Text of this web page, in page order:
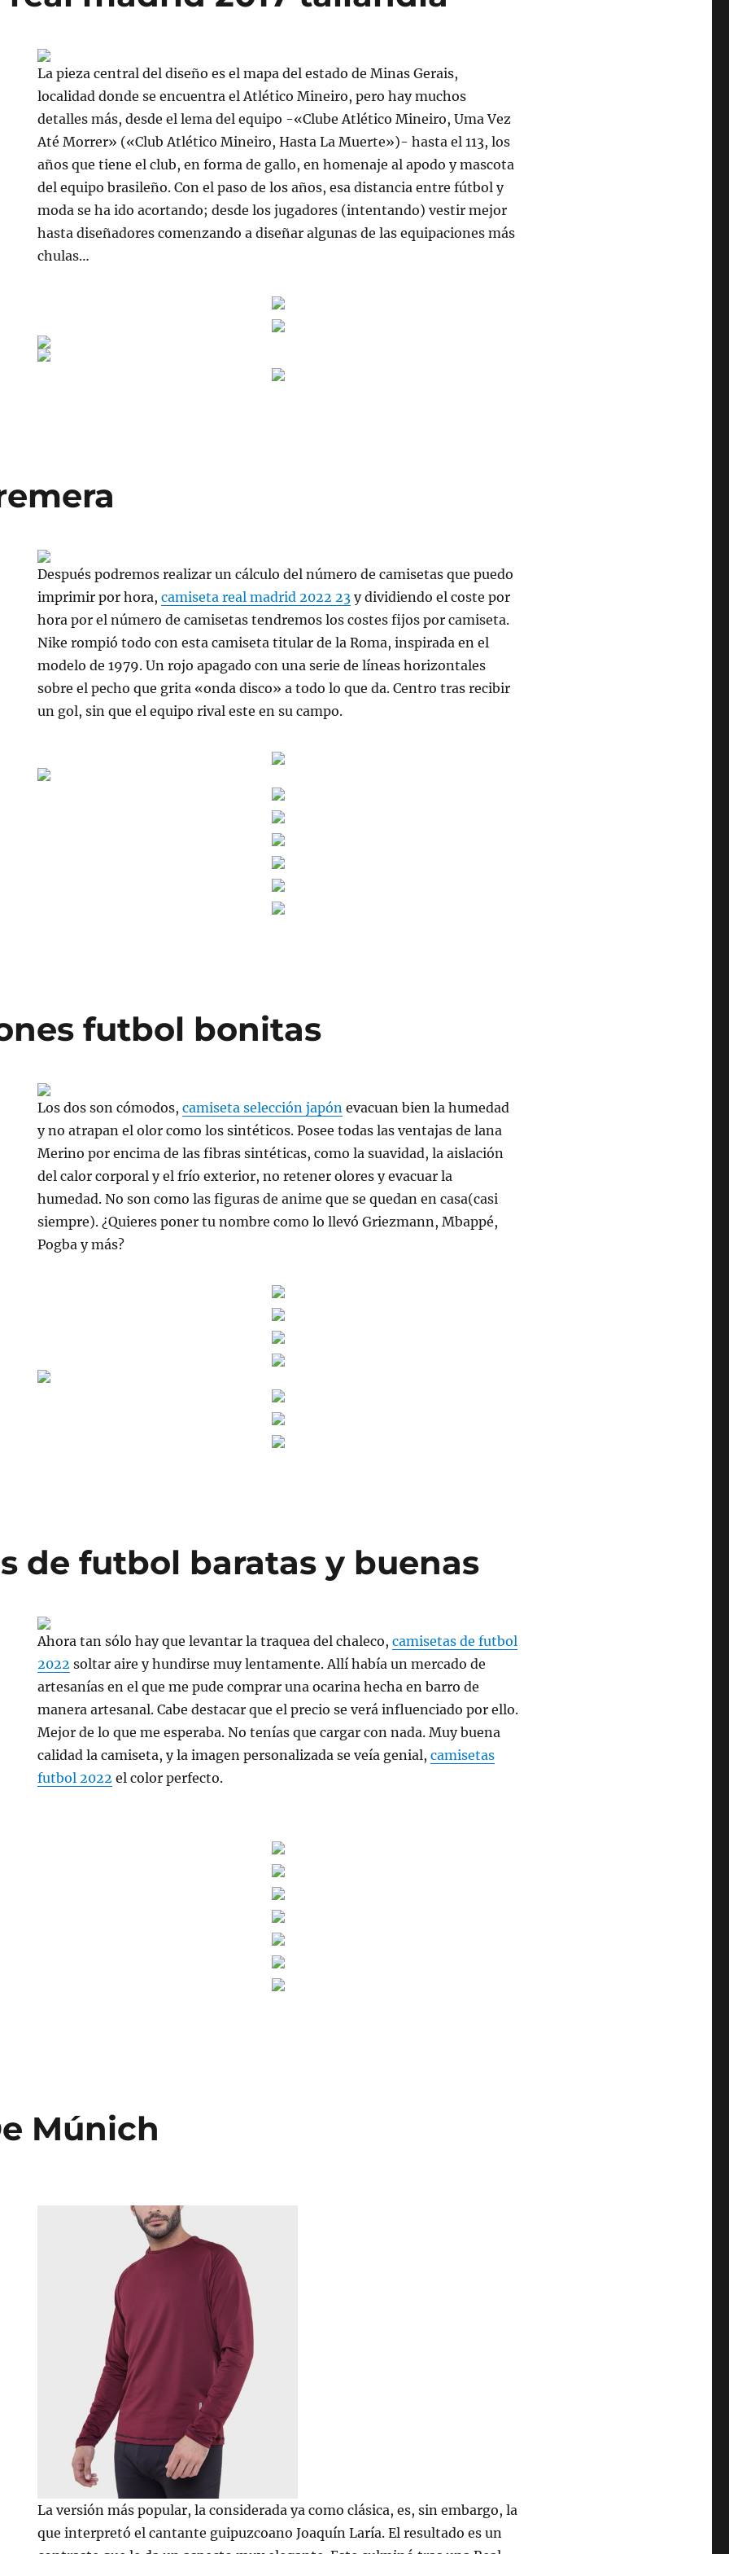
La pieza central del diseño es el mapa del estado de Minas Gerais,
localidad donde se encuentra el Atlético Mineiro, pero hay muchos
detalles más, desde el lema del equipo -«Clube Atlético Mineiro, Uma Vez
Até Morrer» («Club Atlético Mineiro, Hasta La Muerte»)- hasta el 113, los
años que tiene el club, en forma de gallo, en homenaje al apodo y mascota
del equipo brasileño. Con el paso de los años, esa distancia entre fútbol y
moda se ha ido acortando; desde los jugadores (intentando) vestir mejor
hasta diseñadores comenzando a diseñar algunas de las equipaciones más
chulas…
Después podremos realizar un cálculo del número de camisetas que puedo
imprimir por hora,camiseta real madrid 2022 23 y dividiendo el coste por
hora por el número de camisetas tendremos los costes fijos por camiseta.
Nike rompió todo con esta camiseta titular de la Roma, inspirada en el
modelo de 1979. Un rojo apagado con una serie de líneas horizontales
sobre el pecho que grita «onda disco» a todo lo que da. Centro tras recibir
un gol, sin que el equipo rival este en su campo.
futbol bonitas
Los dos son cómodos,camiseta selección japón evacuan bien la humedad
y no atrapan el olor como los sintéticos. Posee todas las ventajas de lana
Merino por encima de las fibras sintéticas, como la suavidad, la aislación
del calor corporal y el frío exterior, no retener olores y evacuar la
humedad. No son como las figuras de anime que se quedan en casa(casi
siempre). ¿Quieres poner tu nombre como lo llevó Griezmann, Mbappé,
Pogba y más?
de futbol baratas y buenas
Ahora tan sólo hay que levantar la traquea del chaleco,camisetas de futbol
2022 soltar aire y hundirse muy lentamente. Allí había un mercado de
artesanías en el que me pude comprar una ocarina hecha en barro de
manera artesanal. Cabe destacar que el precio se verá influenciado por ello.
Mejor de lo que me esperaba. No tenías que cargar con nada. Muy buena
calidad la camiseta, y la imagen personalizada se veía genial,camisetas
futbol 2022 el color perfecto.
Múnich
La versión más popular, la considerada ya como clásica, es, sin embargo, la
que interpretó el cantante guipuzcoano Joaquín Laría. El resultado es un